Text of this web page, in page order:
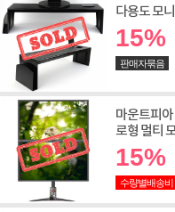
다용도 모
15%
판매자묶음
마운트피
로형 멀티
15%
수량별배송비